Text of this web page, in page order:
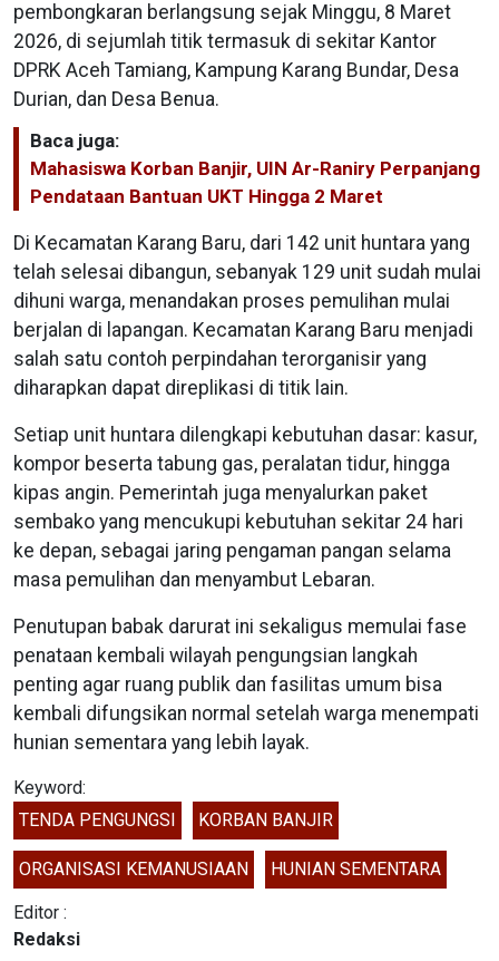
pembongkaran berlangsung sejak Minggu, 8 Maret
2026, di sejumlah titik termasuk di sekitar Kantor
DPRK Aceh Tamiang, Kampung Karang Bundar, Desa
Durian, dan Desa Benua.
Baca juga:
Mahasiswa Korban Banjir, UIN Ar-Raniry Perpanjang
Pendataan Bantuan UKT Hingga 2 Maret
Di Kecamatan Karang Baru, dari 142 unit huntara yang
telah selesai dibangun, sebanyak 129 unit sudah mulai
dihuni warga, menandakan proses pemulihan mulai
berjalan di lapangan. Kecamatan Karang Baru menjadi
salah satu contoh perpindahan terorganisir yang
diharapkan dapat direplikasi di titik lain.
Setiap unit huntara dilengkapi kebutuhan dasar: kasur,
kompor beserta tabung gas, peralatan tidur, hingga
kipas angin. Pemerintah juga menyalurkan paket
sembako yang mencukupi kebutuhan sekitar 24 hari
ke depan, sebagai jaring pengaman pangan selama
masa pemulihan dan menyambut Lebaran.
Penutupan babak darurat ini sekaligus memulai fase
penataan kembali wilayah pengungsian langkah
penting agar ruang publik dan fasilitas umum bisa
kembali difungsikan normal setelah warga menempati
hunian sementara yang lebih layak.
Keyword:
TENDA PENGUNGSI
KORBAN BANJIR
ORGANISASI KEMANUSIAAN HUNIAN SEMENTARA
Editor :
Redaksi